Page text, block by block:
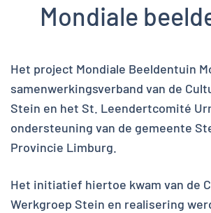
Mondiale
Het project Mondiale Beeldentuin
samenwerkingsverband van de
Stein en het St. Leendertcomité
ondersteuning van de gemeente
Provincie Limburg.
Het initiatief hiertoe kwam van de
Werkgroep Stein en realisering